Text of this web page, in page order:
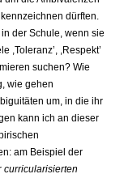
dürften.
der Schule, wenn sie
,Toleranz’, ,Respekt’
suchen? Wie
wie gehen
um, in die ihr
kann ich an dieser
am Beispiel der
curricularisierten